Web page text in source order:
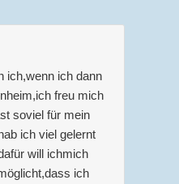
ich,wenn ich dann
freu mich
soviel für mein
ich viel gelernt
will ichmich
ich